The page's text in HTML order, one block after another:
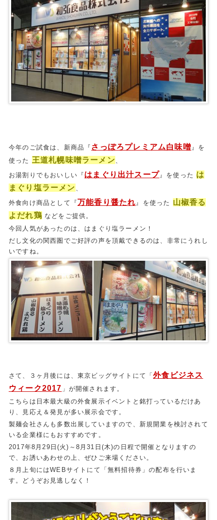
今年のご試食は、新商品『 さっぽろプレミアム白味噌 』を
使った 王道札幌味噌ラーメン
お湯割りでもおいしい『 はまぐり出汁スープ 』を使った は
まぐり塩ラーメン
外食向け商品として『万能香り醤たれ 』を使った 山椒香る
よだれ鶏 などをご提供。
今回人気があったのは、はまぐり塩ラーメン！
だし文化の関西圏でご好評の声を頂戴できるのは、非常にうれし
いですね。
さて、３ヶ月後には、東京ビッグサイトにて「外食ビジネス
ウィーク2017 」が開催されます。
こちらは日本最大級の外食展示イベントと銘打っているだけあ
り、見応え＆発見が多い展示会です。
製麺会社さんも多数出展していますので、新規開業を検討されて
いる企業様にもおすすめです。
2017年8月29日(火)～8月31日(木)の日程で開催となりますの
で、お誘いあわせの上、ぜひご来場ください。
８月上旬にはWEBサイトにて「無料招待券」の配布を行いま
す。どうぞお見逃しなく！